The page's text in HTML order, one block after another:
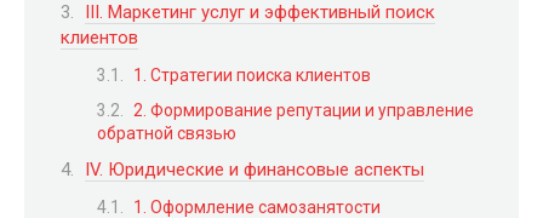
III. Маркетинг услуг и эффективный поиск
клиентов
1. Стратегии поиска клиентов
2. Формирование репутации и управление
обратной связью
IV. Юридические и финансовые аспекты
1. Оформление самозанятости